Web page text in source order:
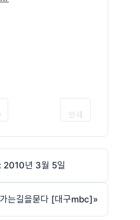
인쇄
2010년 3월 5일
는길을묻다 [대구mbc]»